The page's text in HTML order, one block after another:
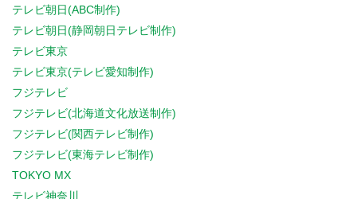
テレビ朝日(ABC制作)
テレビ朝日(静岡朝日テレビ制作)
テレビ東京
テレビ東京(テレビ愛知制作)
フジテレビ
フジテレビ(北海道文化放送制作)
フジテレビ(関西テレビ制作)
フジテレビ(東海テレビ制作)
TOKYO MX
テレビ神奈川